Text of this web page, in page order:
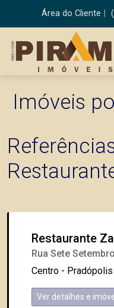
Área do Cliente
Imóveis
Restaurante
Rua Sete
Centro - Pradópolis
Ver detalhes e